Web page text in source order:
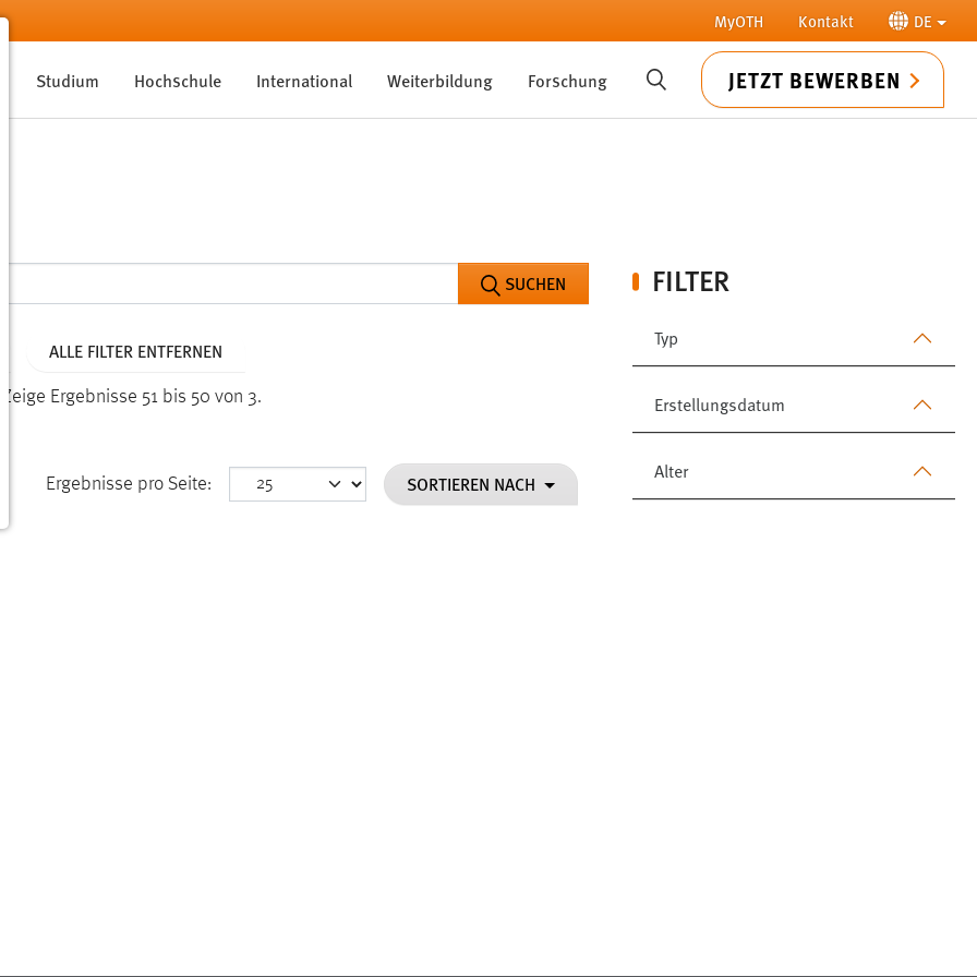
MyOTH Kontakt DE
Studium Hochschule International Weiterbildung Forschung SUCHE JETZT BEWERBEN
FILTER
Typ
Erstellungsdatum
Alter
SUCHEN
ALLE FILTER ENTFERNEN
Zeige Ergebnisse 51 bis 50 von 3.
Ergebnisse pro Seite: SORTIEREN NACH